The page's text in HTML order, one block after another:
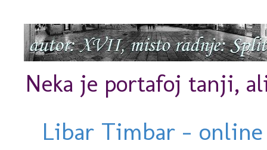
Neka je portafoj tanji,
Libar Timbar -